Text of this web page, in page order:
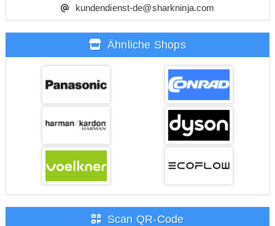
kundendienst-de@sharkninja.com
Ähnliche Shops
Scan QR-Code